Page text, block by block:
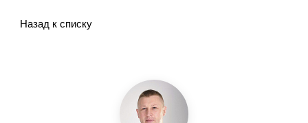
Назад к списку